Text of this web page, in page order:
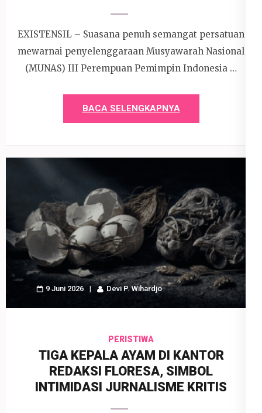
EXISTENSIL – Suasana penuh semangat persatuan
mewarnai penyelenggaraan Musyawarah Nasional
(MUNAS) III Perempuan Pemimpin Indonesia …
BACA SELENGKAPNYA
9 Juni 2026 Devi P. Wihardjo
PERISTIWA
TIGA KEPALA AYAM DI KANTOR
REDAKSI FLORESA, SIMBOL
INTIMIDASI JURNALISME KRITIS